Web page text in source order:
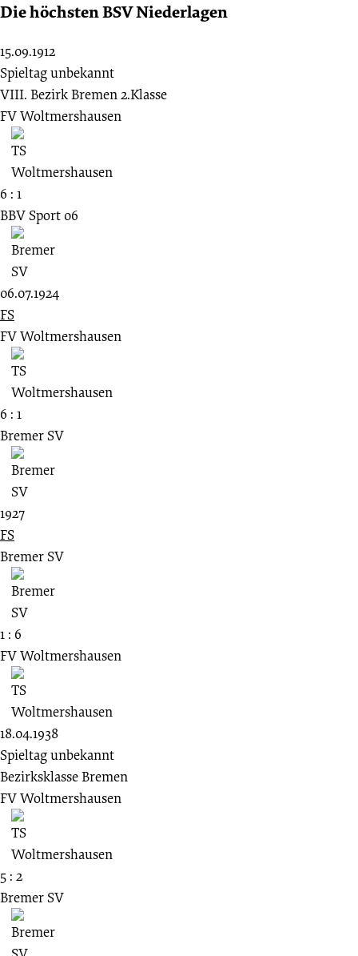
Die höchsten BSV Niederlagen
15.09.1912
Spieltag unbekannt
VIII. Bezirk Bremen 2.Klasse
FV Woltmershausen
6 : 1
BBV Sport 06
06.07.1924
FS
FV Woltmershausen
6 : 1
Bremer SV
1927
FS
Bremer SV
1 : 6
FV Woltmershausen
18.04.1938
Spieltag unbekannt
Bezirksklasse Bremen
FV Woltmershausen
5 : 2
Bremer SV